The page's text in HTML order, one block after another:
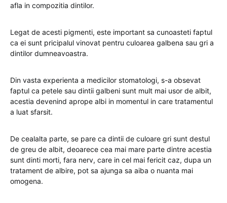
afla in compozitia dintilor.
Legat de acesti pigmenti, este important sa cunoasteti faptul
ca ei sunt pricipalul vinovat pentru culoarea galbena sau gri a
dintilor dumneavoastra.
Din vasta experienta a medicilor stomatologi, s-a obsevat
faptul ca petele sau dintii galbeni sunt mult mai usor de albit,
acestia devenind aprope albi in momentul in care tratamentul
a luat sfarsit.
De cealalta parte, se pare ca dintii de culoare gri sunt destul
de greu de albit, deoarece cea mai mare parte dintre acestia
sunt dinti morti, fara nerv, care in cel mai fericit caz, dupa un
tratament de albire, pot sa ajunga sa aiba o nuanta mai
omogena.